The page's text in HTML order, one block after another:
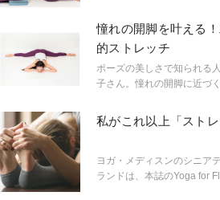
ったとか。今からでも遅く
で、憧れの前後開脚を叶え
憧れの開脚を叶える
的ストレッチ
ポーズの美しさで知られる
子さん。憧れの開脚に近づ
私がこれ以上「スト
ヨガ・メディスンのシニア
ランドは、本誌のYoga for